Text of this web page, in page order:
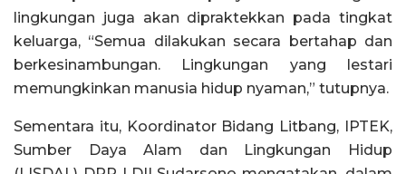
lingkungan juga akan dipraktekkan pada tingkat
keluarga, “Semua dilakukan secara bertahap dan
berkesinambungan. Lingkungan yang lestari
memungkinkan manusia hidup nyaman,” tutupnya.
Sementara itu, Koordinator Bidang Litbang, IPTEK,
Sumber Daya Alam dan Lingkungan Hidup